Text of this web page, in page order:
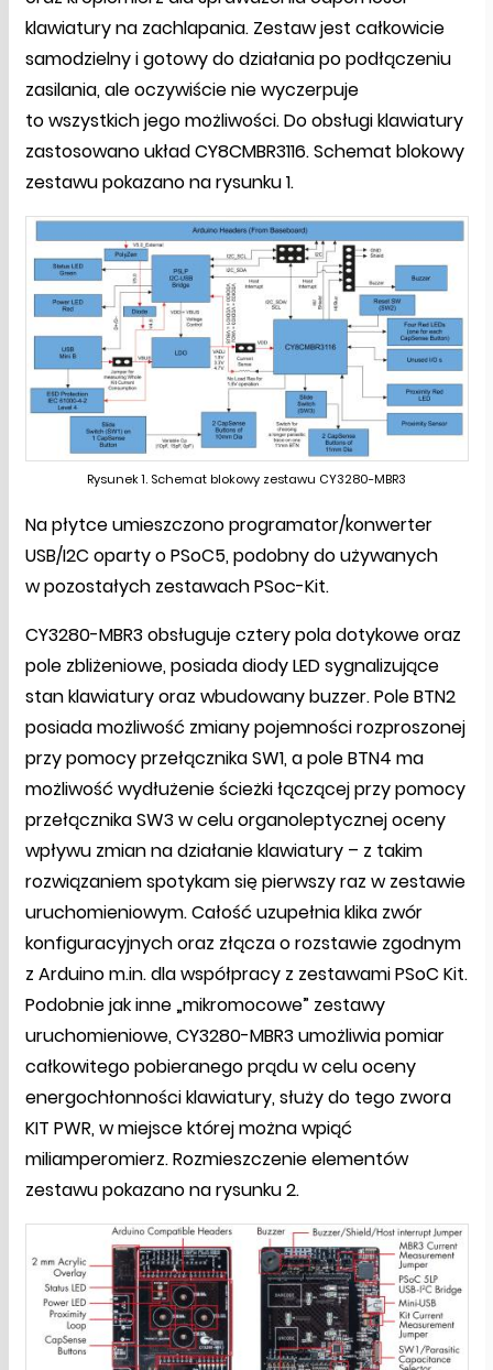
klawiatury na zachlapania. Zestaw jest całkowicie
samodzielny i gotowy do działania po podłączeniu
zasilania, ale oczywiście nie wyczerpuje
to wszystkich jego możliwości. Do obsługi klawiatury
zastosowano układ CY8CMBR3116. Schemat blokowy
zestawu pokazano na rysunku 1.
Rysunek 1. Schemat blokowy zestawu CY3280-MBR3
Na płytce umieszczono programator/konwerter
USB/I2C oparty o PSoC5, podobny do używanych
w pozostałych zestawach PSoc-Kit.
CY3280-MBR3 obsługuje cztery pola dotykowe oraz
pole zbliżeniowe, posiada diody LED sygnalizujące
stan klawiatury oraz wbudowany buzzer. Pole BTN2
posiada możliwość zmiany pojemności rozproszonej
przy pomocy przełącznika SW1, a pole BTN4 ma
możliwość wydłużenie ścieżki łączącej przy pomocy
przełącznika SW3 w celu organoleptycznej oceny
wpływu zmian na działanie klawiatury – z takim
rozwiązaniem spotykam się pierwszy raz w zestawie
uruchomieniowym. Całość uzupełnia klika zwór
konfiguracyjnych oraz złącza o rozstawie zgodnym
z Arduino m.in. dla współpracy z zestawami PSoC Kit.
Podobnie jak inne „mikromocowe” zestawy
uruchomieniowe, CY3280-MBR3 umożliwia pomiar
całkowitego pobieranego prądu w celu oceny
energochłonności klawiatury, służy do tego zwora
KIT PWR, w miejsce której można wpiąć
miliamperomierz. Rozmieszczenie elementów
zestawu pokazano na rysunku 2.